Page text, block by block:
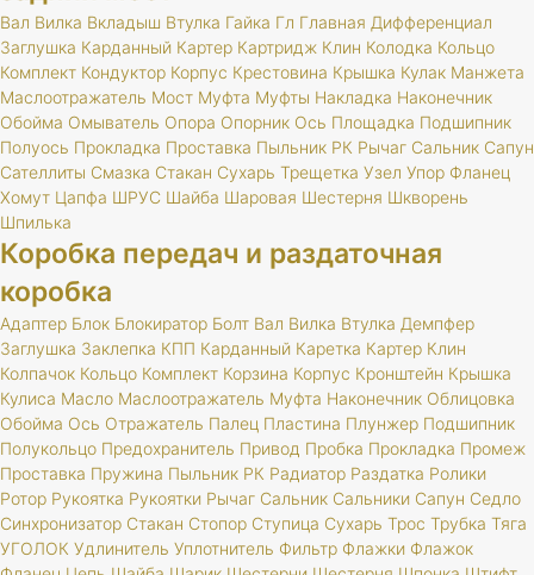
Вал Вилка Вкладыш Втулка Гайка Гл Главная Дифференциал
Заглушка Карданный Картер Картридж Клин Колодка Кольцо
Комплект Кондуктор Корпус Крестовина Крышка Кулак Манжета
Маслоотражатель Мост Муфта Муфты Накладка Наконечник
Обойма Омыватель Опора Опорник Ось Площадка Подшипник
Полуось Прокладка Проставка Пыльник РК Рычаг Сальник Сапун
Сателлиты Смазка Стакан Сухарь Трещетка Узел Упор Фланец
Хомут Цапфа ШРУС Шайба Шаровая Шестерня Шкворень
Шпилька
Коробка передач и раздаточная
коробка
Адаптер Блок Блокиратор Болт Вал Вилка Втулка Демпфер
Заглушка Заклепка КПП Карданный Каретка Картер Клин
Колпачок Кольцо Комплект Корзина Корпус Кронштейн Крышка
Кулиса Масло Маслоотражатель Муфта Наконечник Облицовка
Обойма Ось Отражатель Палец Пластина Плунжер Подшипник
Полукольцо Предохранитель Привод Пробка Прокладка Промеж
Проставка Пружина Пыльник РК Радиатор Раздатка Ролики
Ротор Рукоятка Рукоятки Рычаг Сальник Сальники Сапун Седло
Синхронизатор Стакан Стопор Ступица Сухарь Трос Трубка Тяга
УГОЛОК Удлинитель Уплотнитель Фильтр Флажки Флажок